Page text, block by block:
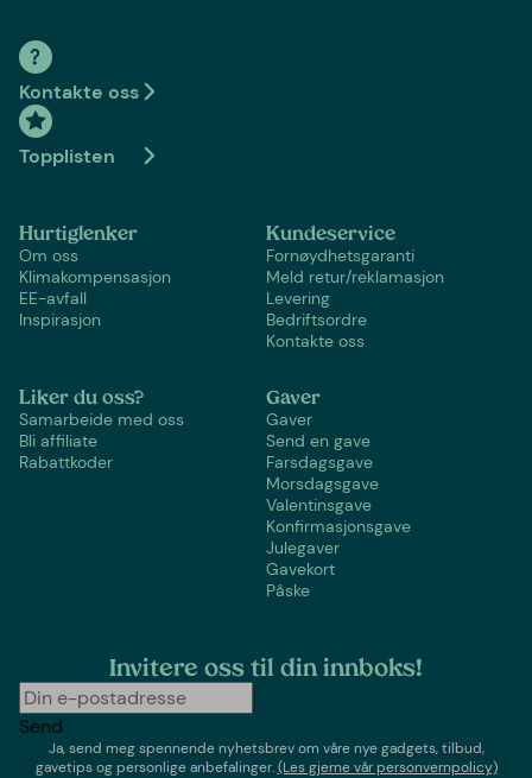
Kontakte oss
Topplisten
Hurtiglenker
Om oss
Klimakompensasjon
EE-avfall
Inspirasjon
Kundeservice
Fornøydhetsgaranti
Meld retur/reklamasjon
Levering
Bedriftsordre
Kontakte oss
Liker du oss?
Samarbeide med oss
Bli affiliate
Rabattkoder
Gaver
Gaver
Send en gave
Farsdagsgave
Morsdagsgave
Valentinsgave
Konfirmasjonsgave
Julegaver
Gavekort
Påske
Invitere oss til din innboks!
Send
Ja, send meg spennende nyhetsbrev om våre nye gadgets, tilbud,
gavetips og personlige anbefalinger.(Les gjerne vår personvernpolicy)